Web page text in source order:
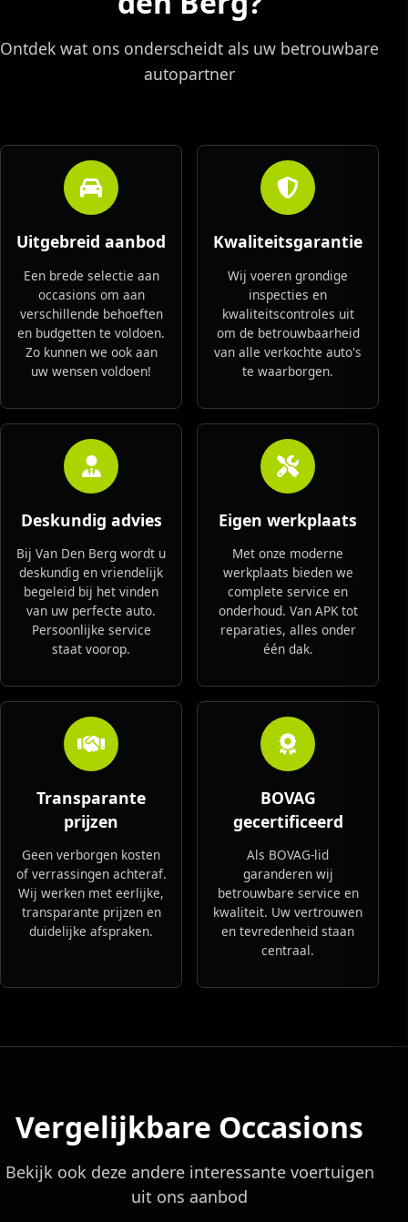
Ontdek wat ons onderscheidt als uw betrouwbare
autopartner
Uitgebreid aanbod
Een brede selectie aan
occasions om aan
verschillende behoeften
en budgetten te voldoen.
Zo kunnen we ook aan
uw wensen voldoen!
Kwaliteitsgarantie
Wij voeren grondige
inspecties en
kwaliteitscontroles uit
om de betrouwbaarheid
van alle verkochte auto's
te waarborgen.
Deskundig advies
Bij Van Den Berg wordt u
deskundig en vriendelijk
begeleid bij het vinden
van uw perfecte auto.
Persoonlijke service
staat voorop.
Eigen werkplaats
Met onze moderne
werkplaats bieden we
complete service en
onderhoud. Van APK tot
reparaties, alles onder
één dak.
Transparante
prijzen
Geen verborgen kosten
of verrassingen achteraf.
Wij werken met eerlijke,
transparante prijzen en
duidelijke afspraken.
BOVAG
gecertificeerd
Als BOVAG-lid
garanderen wij
betrouwbare service en
kwaliteit. Uw vertrouwen
en tevredenheid staan
centraal.
Vergelijkbare Occasions
Bekijk ook deze andere interessante voertuigen
uit ons aanbod